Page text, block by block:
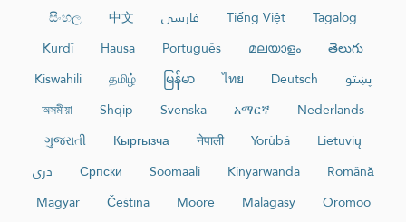
සිංහල
中文 فارسی Tiếng Việt
Tagalog
Kurdî
Hausa Português മലയാളം
తెలుగు
Kiswahili
தமிழ் မြန်မာ ไทย Deutsch
پښتو
অসমীয়া
Shqip Svenska አማርኛ
Nederlands
ગુજરાતી
Кыргызча नेपाली Yorùbá
Lietuvių
دری
Српски Soomaali Kinyarwanda
Română
Magyar
Čeština Moore Malagasy
Oromoo